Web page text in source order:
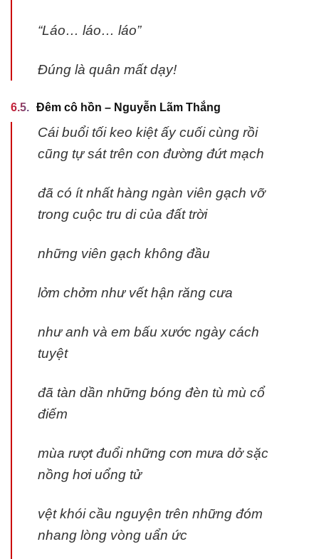
“Láo… láo… láo”
Đúng là quân mất dạy!
Đêm cô hồn – Nguyễn Lãm Thắng
Cái buổi tối keo kiệt ấy cuối cùng rồi
cũng tự sát trên con đường đứt mạch
đã có ít nhất hàng ngàn viên gạch vỡ
trong cuộc tru di của đất trời
những viên gạch không đầu
lởm chởm như vết hận răng cưa
như anh và em bấu xước ngày cách
tuyệt
đã tàn dần những bóng đèn tù mù cổ
điếm
mùa rượt đuổi những cơn mưa dở sặc
nồng hơi uổng tử
vệt khói cầu nguyện trên những đóm
nhang lòng vòng uẩn ức